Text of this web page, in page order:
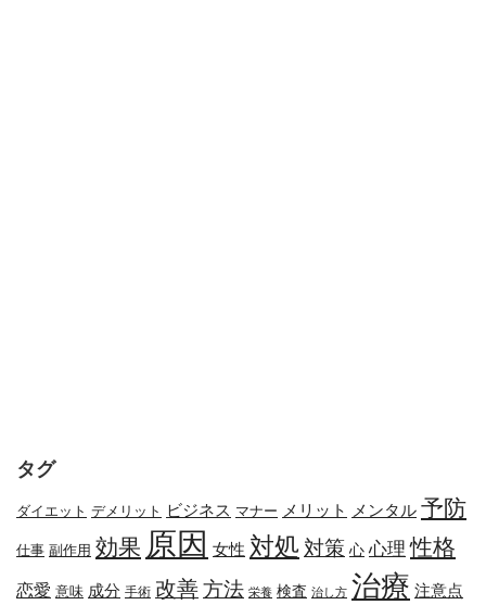
タグ
ダイエット デメリット ビジネス マナー メリット メンタル 予防
仕事 副作用 効果 原因 女性 対処 対策 心 心理 性格
恋愛 意味 成分 手術 改善方法 栄養 検査 治し方 治療 注意点